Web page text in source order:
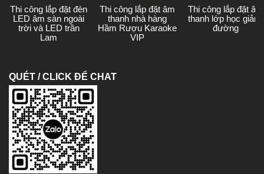
Thi công lắp đặt đèn
LED âm sàn ngoài
trời và LED trần
Lam
Thi công lắp đặt âm
thanh nhà hàng
Hầm Rượu Karaoke
VIP
Thi công lắp đặt âm
thanh lớp học giảng
đường
QUÉT / CLICK ĐỂ CHAT